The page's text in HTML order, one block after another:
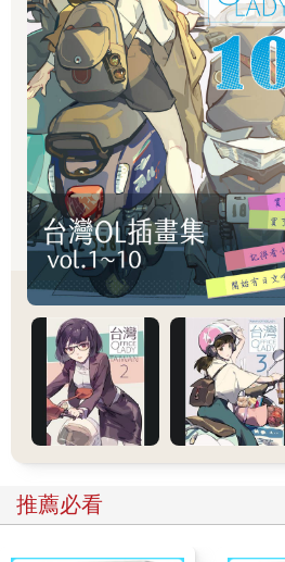
等環境音樂（ambient music）為主，
彈奏約翰．凱吉的〈Four Walls〉第
單被我伴侶嫌說會害店裡的氣氛太沉
還獲得音樂策展人朋友高橋龍的協助
壁與家具色調、具有適當明亮感的曲
「Kokage」選的曲，二樓原本是沒有
相當好，也放起了這份曲單。
我完全不是藉此在謀什麼工作，純
紐約時報記者碰巧得知這事，跑來訪
報導，連帶彩色照片登在紙版報紙上
轉載，造成全球熱烈迴響，還有不少
去「嘉日」用餐。《紐約時報》用自
樂串流服務Spotify裡面，有興趣的人
推薦必看